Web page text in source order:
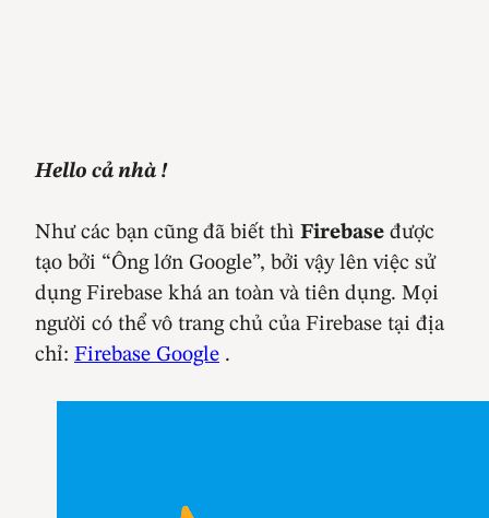
Hello cả nhà !
Như các bạn cũng đã biết thì Firebase được
tạo bởi “Ông lớn Google”, bởi vậy lên việc sử
dụng Firebase khá an toàn và tiên dụng. Mọi
người có thể vô trang chủ của Firebase tại địa
chỉ: Firebase Google .